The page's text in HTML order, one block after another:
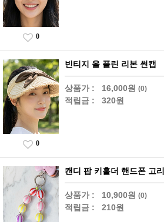
0
빈티지 올 플린 리본 썬캡
상품가 : 16,000원 (0)
적립금 : 320원
0
캔디 팝 키홀더 핸드폰 고
상품가 : 10,900원 (0)
적립금 : 210원